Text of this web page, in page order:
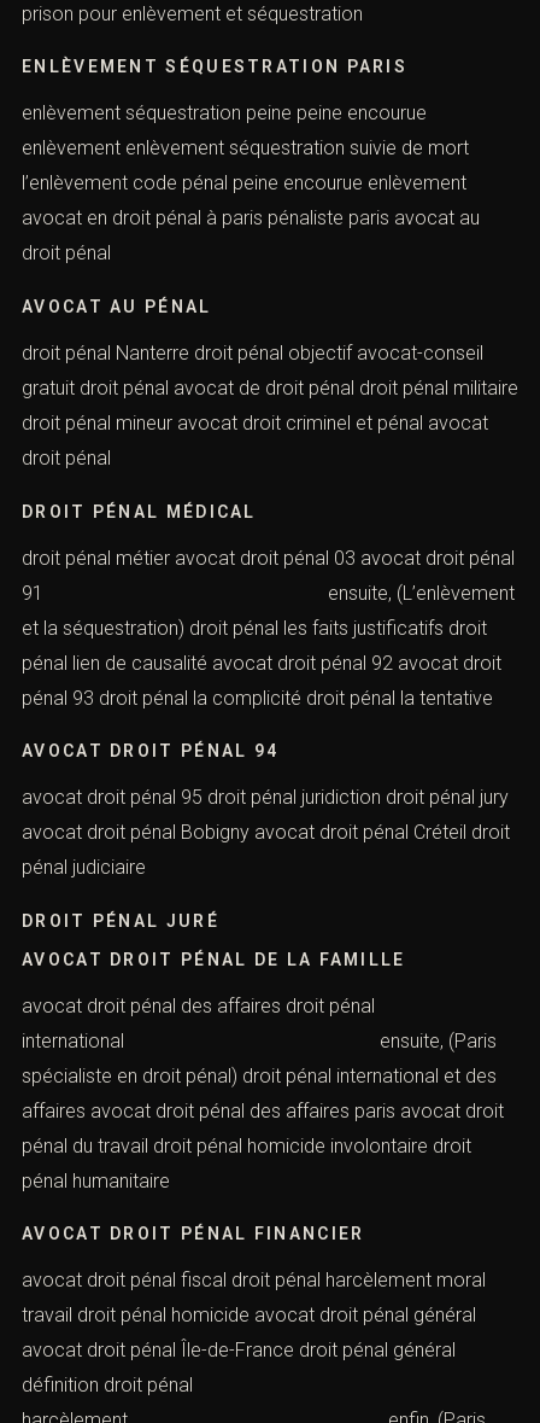
prison pour enlèvement et séquestration
ENLÈVEMENT SÉQUESTRATION PARIS
enlèvement séquestration peine peine encourue
enlèvement enlèvement séquestration suivie de mort
l’enlèvement code pénal peine encourue enlèvement
droit pénal
AVOCAT AU PÉNAL
droit pénal Nanterre droit pénal objectif avocat-conseil
gratuit droit pénal avocat de droit pénal droit pénal
avocat droit pénal
DROIT PÉNAL MÉDICAL
droit pénal métier avocat droit pénal 03 avocat droit
pénal 91 ensuite,
(L’enlèvement et la séquestration) droit pénal les faits
pénal 92 avocat droit pénal 93 droit pénal la complicité
droit pénal la tentative
AVOCAT DROIT PÉNAL 94
jury avocat droit pénal Bobigny avocat droit pénal Créteil
droit pénal judiciaire
DROIT PÉNAL JURÉ
AVOCAT DROIT PÉNAL DE LA FAMILLE
avocat droit pénal des affaires droit pénal
international ensuite, (Paris
spécialiste en droit pénal) droit pénal international et des
droit pénal du travail droit pénal homicide involontaire
droit pénal humanitaire
AVOCAT DROIT PÉNAL FINANCIER
avocat droit pénal fiscal droit pénal harcèlement moral
travail droit pénal homicide avocat droit pénal général